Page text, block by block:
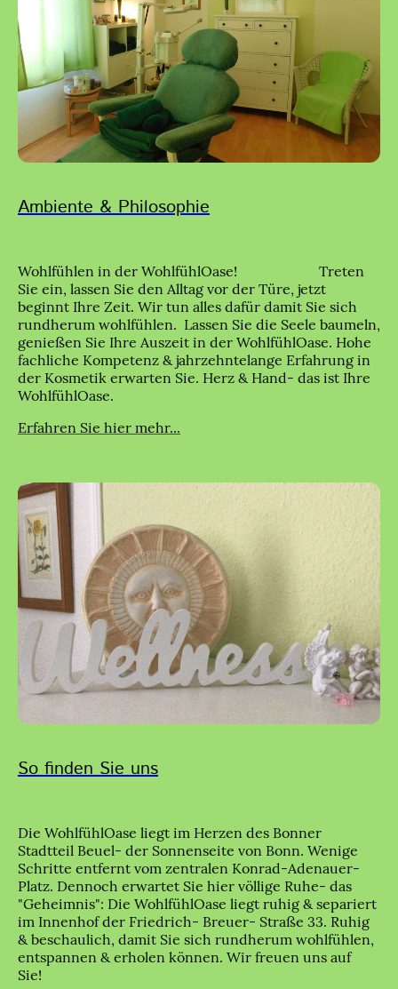
Ambiente & Philosophie
Wohlfühlen in der WohlfühlOase! Treten
Sie ein, lassen Sie den Alltag vor der Türe, jetzt
beginnt Ihre Zeit. Wir tun alles dafür damit Sie sich
rundherum wohlfühlen. Lassen Sie die Seele baumeln,
genießen Sie Ihre Auszeit in der WohlfühlOase. Hohe
fachliche Kompetenz & jahrzehntelange Erfahrung in
der Kosmetik erwarten Sie. Herz & Hand- das ist Ihre
WohlfühlOase.
Erfahren Sie hier mehr...
So finden Sie uns
Die WohlfühlOase liegt im Herzen des Bonner
Stadtteil Beuel- der Sonnenseite von Bonn. Wenige
Schritte entfernt vom zentralen Konrad-Adenauer-
Platz. Dennoch erwartet Sie hier völlige Ruhe- das
"Geheimnis": Die WohlfühlOase liegt ruhig & separiert
im Innenhof der Friedrich- Breuer- Straße 33. Ruhig
& beschaulich, damit Sie sich rundherum wohlfühlen,
entspannen & erholen können. Wir freuen uns auf
Sie!